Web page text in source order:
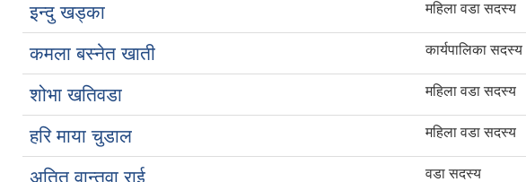
इन्दु खड्का महिला वडा सदस्य
कमला बस्नेत खाती कार्यपालिका सदस्य
शोभा खतिवडा महिला वडा सदस्य
हरि माया चुडाल महिला वडा सदस्य
अतित वान्तवा राई वडा सदस्य